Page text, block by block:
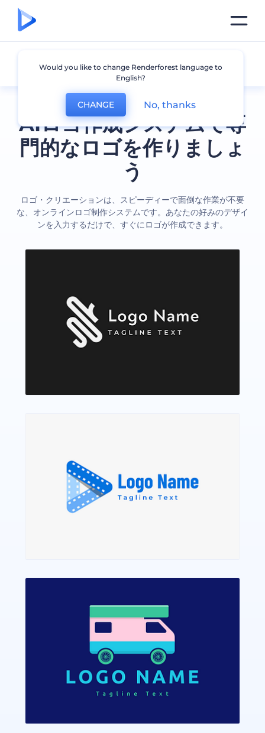
AIロゴ作成システムで専
門的なロゴを作りましょ
う
ロゴ・クリエーションは、スピーディーで面倒な作業が不要
な、オンラインロゴ制作システムです。あなたの好みのデザイ
ンを入力するだけで、すぐにロゴが作成できます。
全てのロゴ
Would you like to change Renderforest language to
English?
CHANGE No, thanks